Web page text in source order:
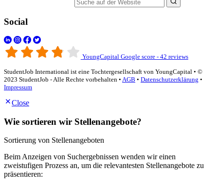
Social
YoungCapital Google score - 42 reviews
StudentJob International ist eine Tochtergesellschaft von YoungCapital • ©
2023 StudentJob - Alle Rechte vorbehalten • AGB • Datenschutzerklärung •
Impressum
Close
Wie sortieren wir Stellenangebote?
Sortierung von Stellenangeboten
Beim Anzeigen von Suchergebnissen wenden wir einen
zweistufigen Prozess an, um die relevantesten Stellenangebote zu
präsentieren: